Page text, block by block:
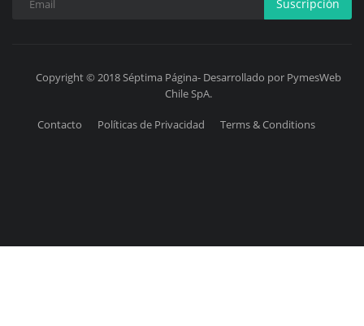
Suscripción
Copyright © 2018 Séptima Página- Desarrollado por PymesWeb
Chile SpA.
Contacto Políticas de Privacidad Terms & Conditions